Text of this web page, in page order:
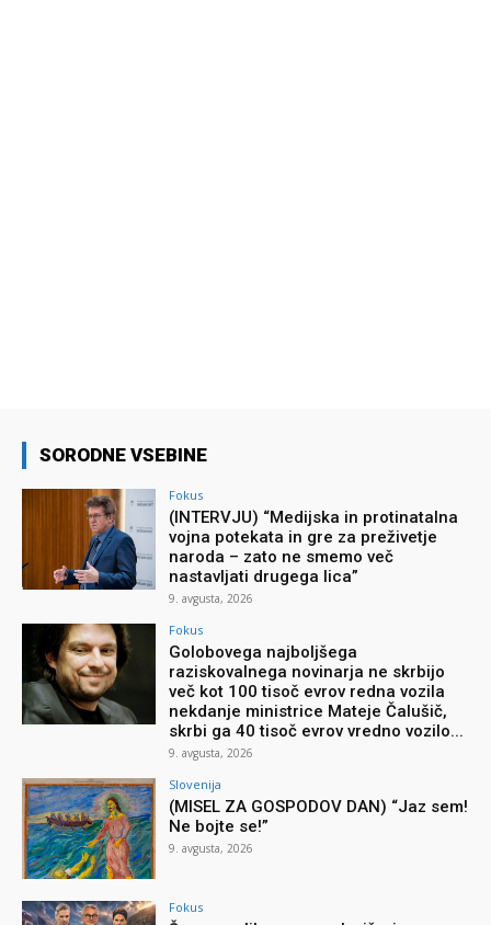
SORODNE VSEBINE
Fokus
(INTERVJU) “Medijska in protinatalna
vojna potekata in gre za preživetje
naroda – zato ne smemo več
nastavljati drugega lica”
9. avgusta, 2026
Fokus
Golobovega najboljšega
raziskovalnega novinarja ne skrbijo
več kot 100 tisoč evrov redna vozila
nekdanje ministrice Mateje Čalušič,
skrbi ga 40 tisoč evrov vredno vozilo...
9. avgusta, 2026
Slovenija
(MISEL ZA GOSPODOV DAN) “Jaz sem!
Ne bojte se!”
9. avgusta, 2026
Fokus